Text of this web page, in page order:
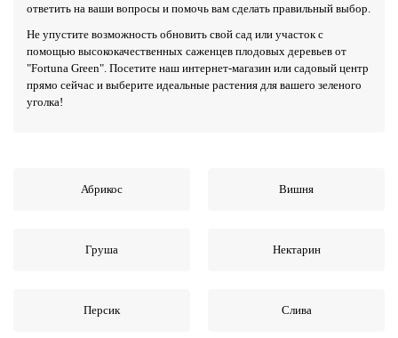
ответить на ваши вопросы и помочь вам сделать правильный выбор.
Не упустите возможность обновить свой сад или участок с
помощью высококачественных саженцев плодовых деревьев от
"Fortuna Green". Посетите наш интернет-магазин или садовый центр
прямо сейчас и выберите идеальные растения для вашего зеленого
уголка!
Абрикос Вишня
Груша Нектарин
Персик Слива